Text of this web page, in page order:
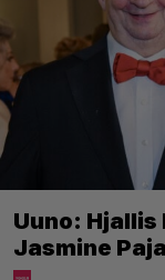
Uuno: Hjallis
Jasmine